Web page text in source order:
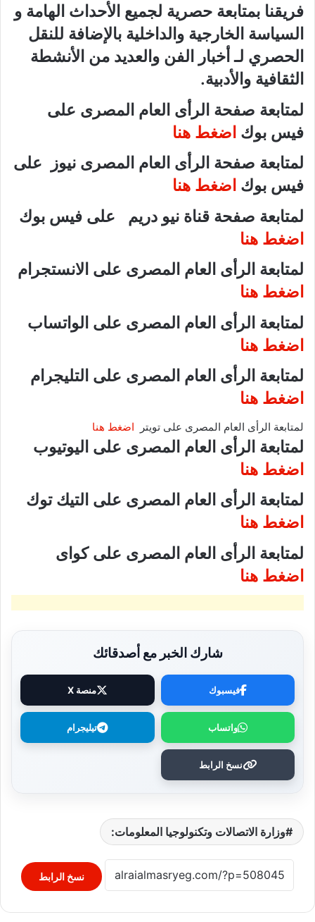
فريقنا بمتابعة حصرية لجميع الأحداث الهامة و
السياسة الخارجية والداخلية بالإضافة للنقل
الحصري لـ أخبار الفن والعديد من الأنشطة
الثقافية والأدبية.
لمتابعة صفحة الرأى العام المصرى على
فيس بوك اضغط هنا
لمتابعة صفحة الرأى العام المصرى نيوز على
فيس بوك اضغط هنا
لمتابعة صفحة قناة نيو دريم على فيس بوك
اضغط هنا
لمتابعة الرأى العام المصرى على الانستجرام
اضغط هنا
لمتابعة الرأى العام المصرى على الواتساب
اضغط هنا
لمتابعة الرأى العام المصرى على التليجرام
اضغط هنا
لمتابعة الرأى العام المصرى على تويتر اضغط هنا
لمتابعة الرأى العام المصرى على اليوتيوب
اضغط هنا
لمتابعة الرأى العام المصرى على التيك توك
اضغط هنا
لمتابعة الرأى العام المصرى على كواى
اضغط هنا
شارك الخبر مع أصدقائك
فيسبوك منصة X
واتساب تيليجرام
نسخ الرابط
وزارة الاتصالات وتكنولوجيا المعلومات:
نسخ الرابط